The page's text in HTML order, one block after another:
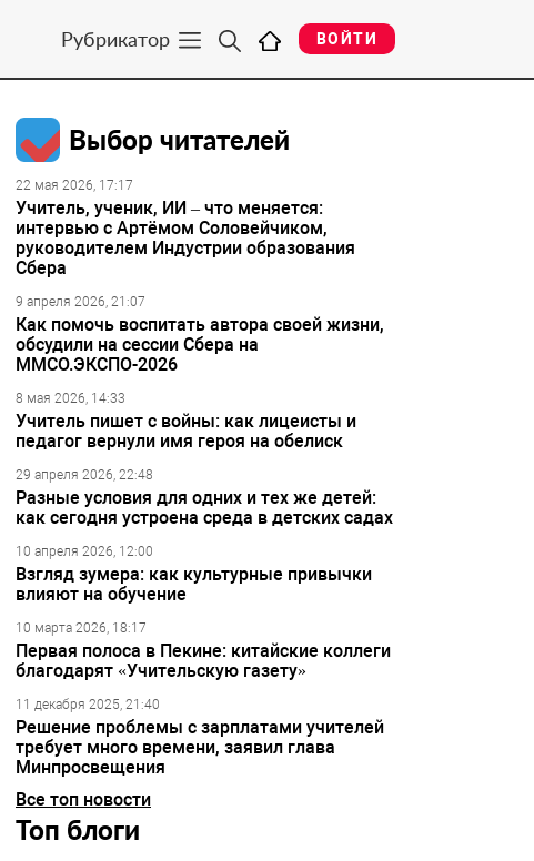
Рубрикатор ВОЙТИ
Выбор читателей
22 мая 2026, 17:17
Учитель, ученик, ИИ – что меняется:
интервью с Артёмом Соловейчиком,
руководителем Индустрии образования
Сбера
9 апреля 2026, 21:07
Как помочь воспитать автора своей жизни,
обсудили на сессии Сбера на
ММСО.ЭКСПО-2026
8 мая 2026, 14:33
Учитель пишет с войны: как лицеисты и
педагог вернули имя героя на обелиск
29 апреля 2026, 22:48
Разные условия для одних и тех же детей:
как сегодня устроена среда в детских садах
10 апреля 2026, 12:00
Взгляд зумера: как культурные привычки
влияют на обучение
10 марта 2026, 18:17
Первая полоса в Пекине: китайские коллеги
благодарят «Учительскую газету»
11 декабря 2025, 21:40
Решение проблемы с зарплатами учителей
требует много времени, заявил глава
Минпросвещения
Все топ новости
Топ блоги